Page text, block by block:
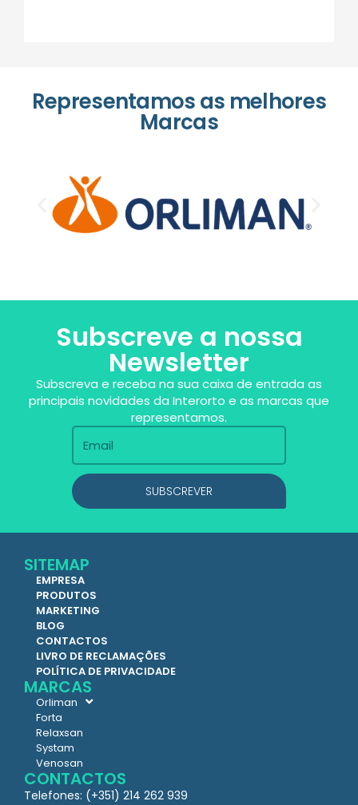
Representamos as melhores
Marcas
Subscreve a nossa
Newsletter
Subscreva e receba na sua caixa de entrada as
principais novidades da Interorto e as marcas que
representamos.
SUBSCREVER
SITEMAP
EMPRESA
PRODUTOS
MARKETING
BLOG
CONTACTOS
LIVRO DE RECLAMAÇÕES
POLÍTICA DE PRIVACIDADE
MARCAS
Orliman
Forta
Relaxsan
Systam
Venosan
CONTACTOS
Telefones: (+351) 214 262 939